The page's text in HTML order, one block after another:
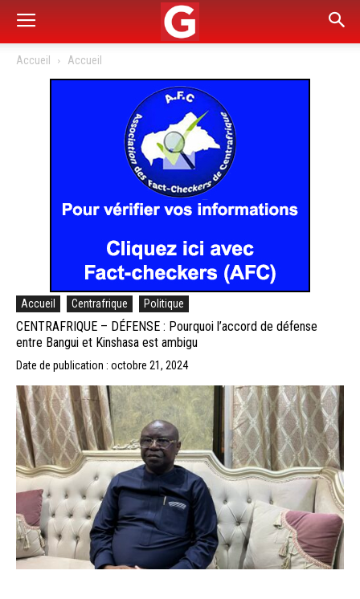
Accueil Accueil
Accueil Centrafrique Politique
CENTRAFRIQUE – DÉFENSE : Pourquoi l’accord de défense
entre Bangui et Kinshasa est ambigu
Date de publication : octobre 21, 2024